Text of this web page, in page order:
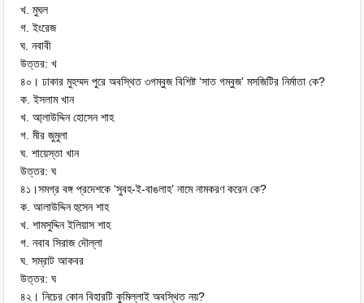
খ. মুঘল
গ. ইংরেজ
ঘ. নবাবী
উত্তর: খ
৪০। ঢাকার মুহম্মদ পুরে অবস্থিত ৩গম্বুজ বিশিষ্ট ‘সাত গম্বুজ’ মসজিটির নির্মাতা কে?
ক. ইসলাম খান
খ. আ্লাউদ্দিন হোসেন শাহ
গ. মীর জুমুলা
ঘ. শায়েস্তা খান
উত্তর: ঘ
৪১।সমগ্র বঙ্গ প্রদেশকে ‘সুবহ-ই-বাঙলাহ’ নামে নামকরণ করেন কে?
ক. আলাউদ্দিন হুসেন শাহ
খ. শামসুদ্দিন ইলিয়াস শাহ
গ. নবাব সিরাজ দৌল্লা
ঘ. সম্রাট আকবর
উত্তর: ঘ
৪২। নিচের কোন বিহারটি কুমিল্লাই অবস্থিত নয়?